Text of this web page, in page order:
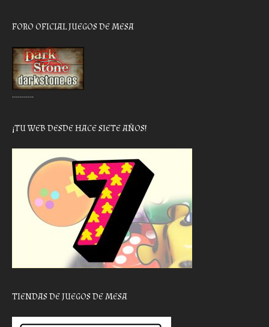
FORO OFICIAL JUEGOS DE MESA
………..
¡TU WEB DESDE HACE SIETE AÑOS!
TIENDAS DE JUEGOS DE MESA